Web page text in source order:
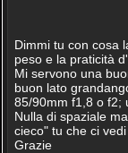
Dimmi tu con cosa
peso e la praticità
Mi servono una
buon lato
85/90mm f1,8 o f2;
Nulla di spaziale
cieco" tu che ci
Grazie